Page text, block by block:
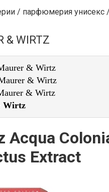
ТЕЛОМ
КОСМЕТИКА
/ парфюмерия унисекс
& WIRTZ
& Wirtz
& Wirtz
& Wirtz
Wirtz
Acqua
Extract